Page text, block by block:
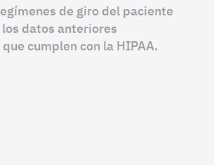
de giro del paciente
datos anteriores
cumplen con la HIPAA.